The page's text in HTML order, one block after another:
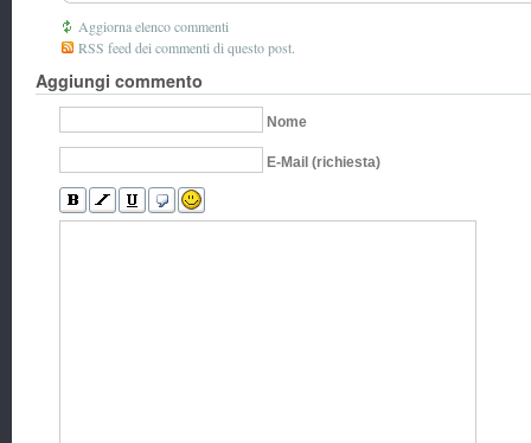
Aggiorna elenco commenti
RSS feed dei commenti di questo post.
Aggiungi commento
Nome
E-Mail (richiesta)